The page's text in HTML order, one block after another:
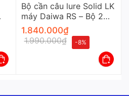
Bộ cần câu lure Solid LK
máy Daiwa RS – Bộ 2
Sản Phẩm Cần Và Máy
1.840.000₫
1.990.000₫ -8%